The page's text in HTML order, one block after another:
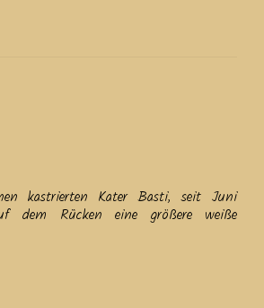
kastrierten Kater Basti, seit Juni
dem Rücken eine größere weiße